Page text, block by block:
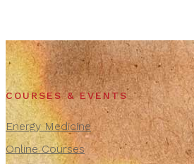
COURSES & EVENTS
Energy Medicine
Online Courses